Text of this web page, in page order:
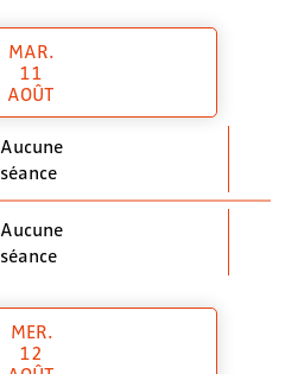
MAR.
11
AOÛT
Aucune
séance
Aucune
séance
MER.
12